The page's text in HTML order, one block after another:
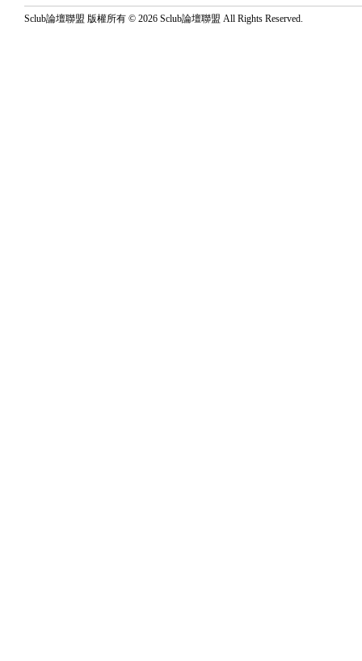
Sclub論壇聯盟 版權所有 © 2026 Sclub論壇聯盟 All Rights Reserved.